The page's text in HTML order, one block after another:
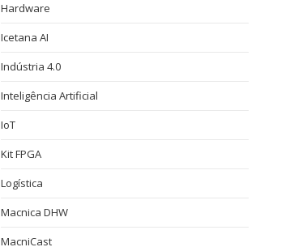
Hardware
Icetana AI
Indústria 4.0
Inteligência Artificial
IoT
Kit FPGA
Logística
Macnica DHW
MacniCast